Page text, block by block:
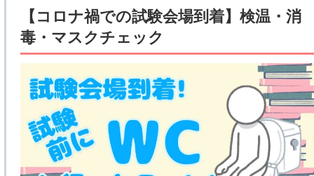
【コロナ禍での試験会場到着】検温・消
毒・マスクチェック